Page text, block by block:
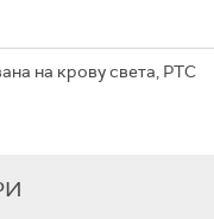
на крову света, РТС